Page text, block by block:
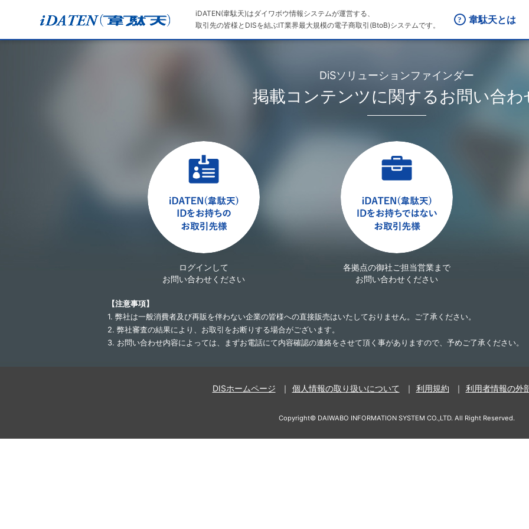
iDATEN(韋駄天)はダイワボウ情報システムが運営する、
取引先の皆様とDISを結ぶIT業界最大規模の電子商取引(BtoB)システムです。
韋駄天とは
DiSソリューションファインダー
掲載コンテンツに関するお問い合わ
ログインして
お問い合わせください
各拠点の御社ご担当営業まで
お問い合わせください
【注意事項】
1. 弊社は一般消費者及び再販を伴わない企業の皆様への直接販売はいたしておりません。ご了承ください。
2. 弊社審査の結果により、お取引をお断りする場合がございます。
3. お問い合わせ内容によっては、まずお電話にて内容確認の連絡をさせて頂く事がありますので、予めご了承ください。
DISホームページ 個人情報の取り扱いについて 利用規約 利用者情報の外
Copyright© DAIWABO INFORMATION SYSTEM CO.,LTD. All Right Reserved.